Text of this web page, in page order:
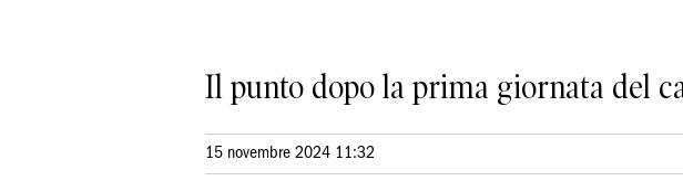
Il punto dopo la prima giornata del
15 novembre 2024 11:32